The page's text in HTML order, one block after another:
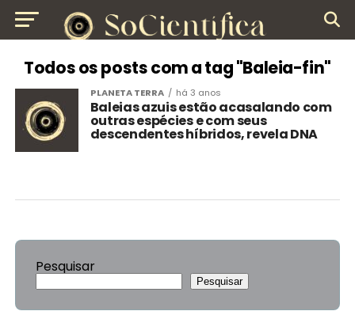
Todos os posts com a tag "Baleia-fin"
PLANETA TERRA há 3 anos
Baleias azuis estão acasalando com
outras espécies e com seus
descendentes híbridos, revela DNA
Pesquisar
Pesquisar